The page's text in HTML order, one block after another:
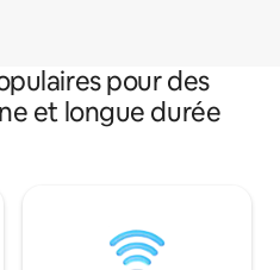
pour des
et longue durée